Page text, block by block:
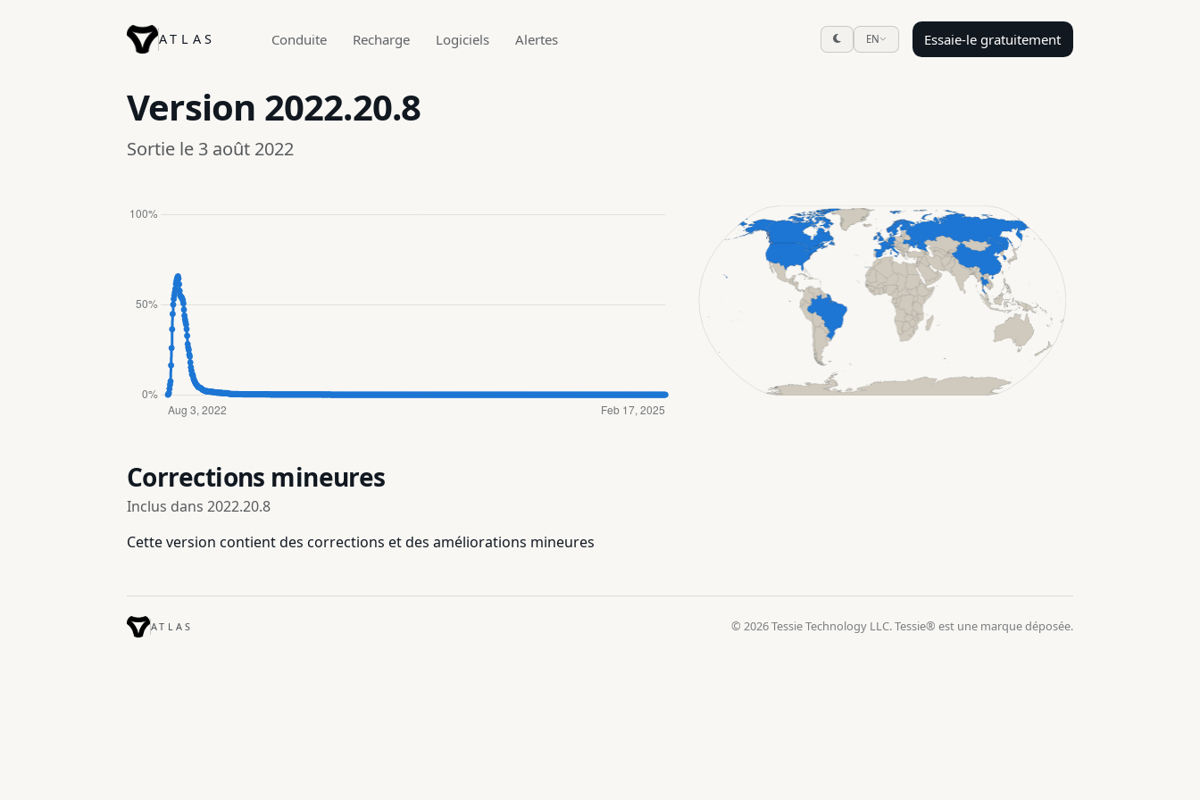
ATLAS Conduite Recharge Logiciels Alertes EN Essaie-le gratuitement
Version 2022.20.8
Sortie le 3 août 2022
Corrections mineures
Inclus dans 2022.20.8
Cette version contient des corrections et des améliorations mineures
ATLAS © 2026 Tessie Technology LLC. Tessie® est une marque déposée.